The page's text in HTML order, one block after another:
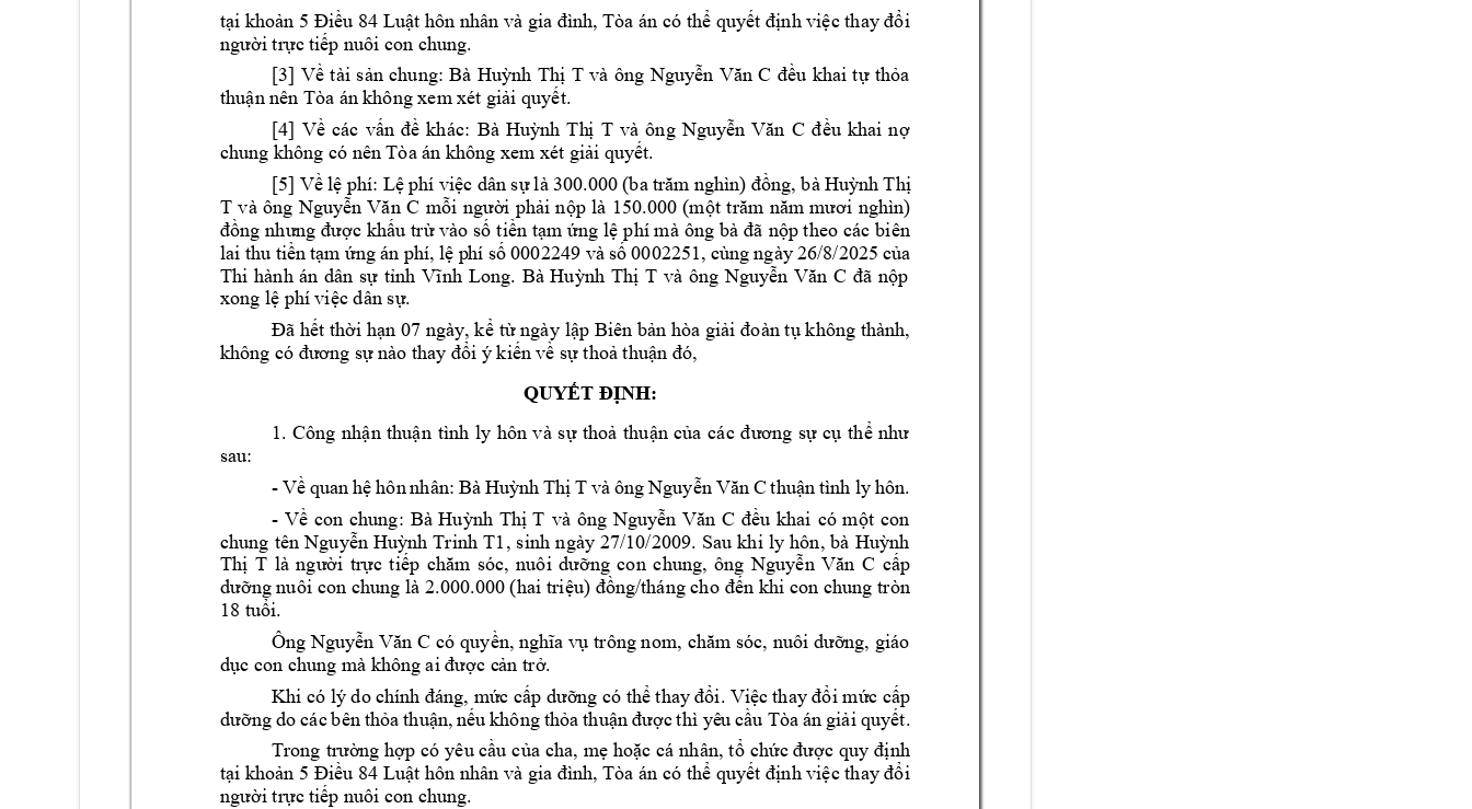
tại khoản 5 Điều 84 Luật hôn nhân và gia đình, Tòa án có thể quyết định việc thay đổi
người trực tiếp nuôi con chung.
[3] Về tài sản chung: Bà Huỳnh Thị T và ông Nguyễn Văn C đều khai tự thỏa
thuận nên Tòa án không xem xt giải quyết.
[4] Về các vấn đề khác: Bà Huỳnh Thị T và ông Nguyễn Văn C đều khai nợ
chung không có nên Tòa án không xem xt giải quyết.
[5] Về lệ phí: Lệ phí việc dân sự là 300.000 (ba trăm nghìn) đồng, bà Huỳnh Thị
T và ông Nguyễn Văn C mỗi người phải nộp là 150.000 (một trăm năm mươi nghìn)
đồng nhưng được khấu trừ vào số tiền tạm ứng lệ phí mà ông bà đã nộp theo các biên
lai thu tiền tạm ứng án phí, lệ phí số 0002249 và số 0002251, cùng ngày 26/8/2025 của
Thi hành án dân sự tỉnh Vĩnh Long. Bà Huỳnh Thị T và ông Nguyễn Văn C đã nộp
xong lệ phí việc dân sự.
Đã hết thời hạn 07 ngày, kể từ ngày lập Biên bản hòa giải đoàn tụ không thành,
không có đương sự nào thay đổi ý kiến về sự thoả thuận đó,
QUYẾT ĐỊNH:
1. Công nhận thuận tình ly hôn và sự thoả thuận của các đương sự cụ thể như
sau:
- Về quan hệ hôn nhân: Bà Huỳnh Thị T và ông Nguyễn Văn C thuận tình ly hôn.
- Về con chung: Bà Huỳnh Thị T và ông Nguyễn Văn C đều khai có một con
chung tên Nguyễn Huỳnh Trinh T1 , sinh ngày 27/10/2009. Sau khi ly hôn, bà Huỳnh
Thị T là người trực tiếp chăm sóc, nuôi dưỡng con chung, ông Nguyễn Văn C cấp
dưỡng nuôi con chung là 2.000.000 (hai triệu) đồng/tháng cho đến khi con chung tròn
18 tuổi.
Ông Nguyễn Văn C có quyền, nghĩa vụ trông nom, chăm sóc, nuôi dưỡng, giáo
dục con chung mà không ai được cản trở.
Khi có lý do chính đáng, mức cấp dưỡng có thể thay đổi. Việc thay đổi mức cấp
dưỡng do các bên thỏa thuận, nếu không thỏa thuận được thì yêu cầu Tòa án giải quyết.
Trong trường hợp có yêu cầu của cha, mẹ hoặc cá nhân, tổ chức được quy định
tại khoản 5 Điều 84 Luật hôn nhân và gia đình, Tòa án có thể quyết định việc thay đổi
người trực tiếp nuôi con chung.